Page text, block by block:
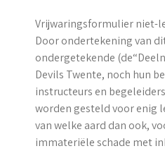
Vrijwaringsformulier niet-
Door ondertekening van
ondergetekende
Devils Twente, noch hun
instructeurs en
worden gesteld voor enig
van welke aard dan ook,
immateriële schade met